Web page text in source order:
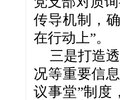
传导机制，
在行动上”。
三是打造
况等重要信
议事堂”制度